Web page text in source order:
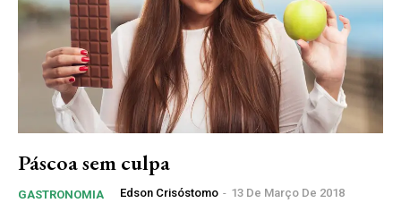
Páscoa sem culpa
GASTRONOMIA Edson Crisóstomo - 13 De Março De 2018